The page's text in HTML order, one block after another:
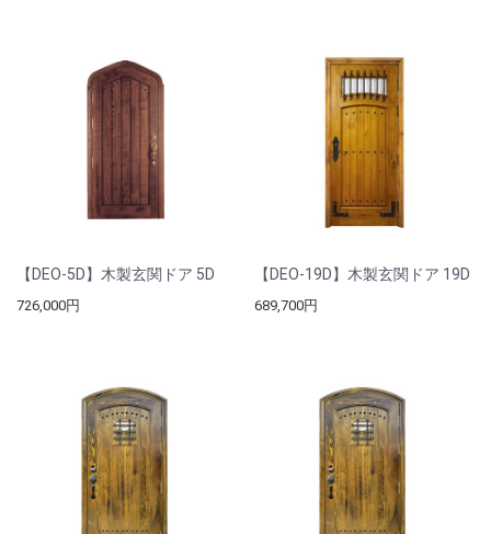
【DEO-5D】木製玄関ドア 5D
726,000円
【DEO-19D】木製玄関ドア 19D
689,700円